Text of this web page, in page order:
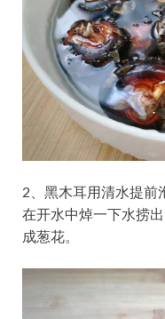
2、黑木耳用清水提前
在开水中焯一下水捞
成葱花。